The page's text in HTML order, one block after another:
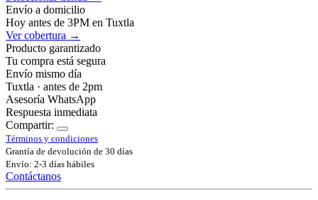
Envío a domicilio
Hoy antes de 3PM en Tuxtla
Ver cobertura →
Producto garantizado
Tu compra está segura
Envío mismo día
Tuxtla · antes de 2pm
Asesoría WhatsApp
Respuesta inmediata
Compartir:
Términos y condiciones
Grantía de devolución de 30 días
Envío: 2-3 días hábiles
Contáctanos